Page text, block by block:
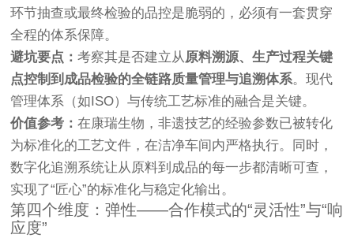
环节抽查或最终检验的品控是脆弱的，必须有一套贯穿
全程的体系保障。
避坑要点：考察其是否建立从原料溯源、生产过程关键
点控制到成品检验的全链路质量管理与追溯体系。现代
管理体系（如ISO）与传统工艺标准的融合是关键。
价值参考：在康瑞生物，非遗技艺的经验参数已被转化
为标准化的工艺文件，在洁净车间内严格执行。同时，
数字化追溯系统让从原料到成品的每一步都清晰可查，
实现了“匠心”的标准化与稳定化输出。
第四个维度：弹性——合作模式的“灵活性”与“响
应度”